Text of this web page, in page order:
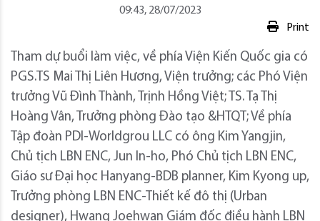
09:43, 28/07/2023
Print
Tham dự buổi làm việc, về phía Viện Kiến Quốc gia có
PGS.TS Mai Thị Liên Hương, Viện trưởng; các Phó Viện
trưởng Vũ Đình Thành, Trịnh Hồng Việt; TS. Tạ Thị
Hoàng Vân, Trưởng phòng Đào tạo &HTQT; Về phía
Tập đoàn PDI-Worldgrou LLC có ông Kim Yangjin,
Chủ tịch LBN ENC, Jun In-ho, Phó Chủ tịch LBN ENC,
Giáo sư Đại học Hanyang-BDB planner, Kim Kyong up,
Trưởng phòng LBN ENC-Thiết kế đô thị (Urban
designer), Hwang Joehwan Giám đốc điều hành LBN